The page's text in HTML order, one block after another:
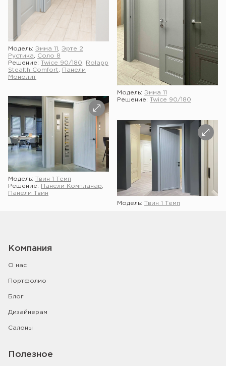
Модель: Эмма 11
Эрте 2
Рустика
Соло 8
Решение: Twice 90/180
Rolapp
Stealth Comfort
Панели
Монолит
Модель: Эмма 11
Решение: Twice 90/180
Модель: Твин 1 Темп
Решение:
Панели Компланар
Панели Твин
Модель: Твин 1 Темп
Показать ещё
Компания
О нас
Портфолио
Блог
Дизайнерам
Салоны
Полезное